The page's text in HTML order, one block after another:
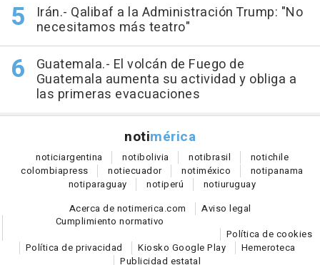
Irán.- Qalibaf a la Administración Trump: "No
necesitamos más teatro"
Guatemala.- El volcán de Fuego de
Guatemala aumenta su actividad y obliga a
las primeras evacuaciones
notimérica
noticiargentina notibolivia notibrasil notichile
colombiapress notiecuador notiméxico notipanama
notiparaguay notiperú notiuruguay
Acerca de notimerica.com
Aviso legal
Cumplimiento normativo
Política de cookies
Política de privacidad
Kiosko Google Play
Hemeroteca
Publicidad estatal